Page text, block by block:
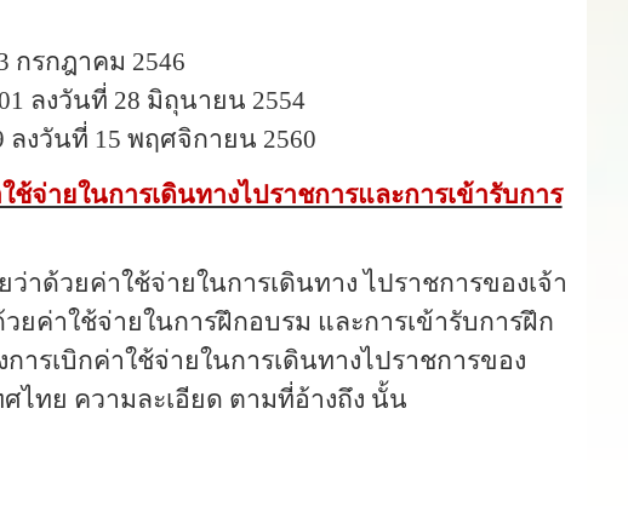
กรกฎาคม 2546
ลงวันที่ 28 มิถุนายน 2554
งวันที่ 15 พฤศจิกายน 2560
จ่ายในการเดินทางไปราชการและการเข้ารับการ
าด้วยค่าใช้จ่ายในการเดินทาง ไปราชการของเจ้า
ยค่าใช้จ่ายในการฝึกอบรม และการเข้ารับการฝึก
ารเบิกค่าใช้จ่ายในการเดินทางไปราชการของ
ไทย ความละเอียด ตามที่อ้างถึง นั้น